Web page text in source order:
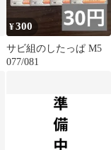
¥300
サビ組のしたっぱ M5
077/081